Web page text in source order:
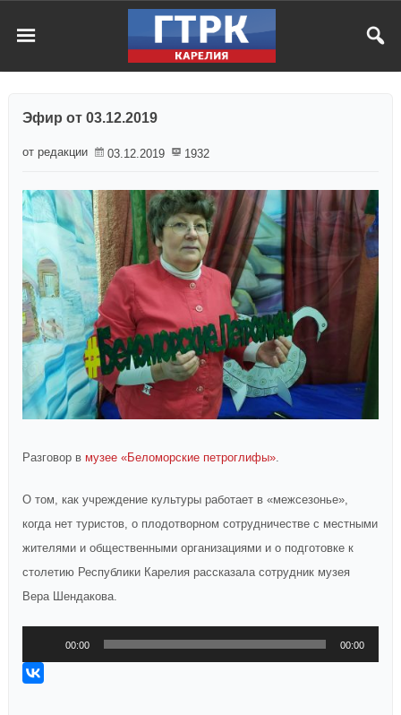
Эфир от 03.12.2019
от редакции 03.12.2019 1932
Разговор в музее «Беломорские петроглифы»
О том, как учреждение культуры работает в «межсезонье»,
когда нет туристов, о плодотворном сотрудничестве с местными
жителями и общественными организациями и о подготовке к
столетию Республики Карелия рассказала сотрудник музея
Вера Шендакова.
00:00 00:00